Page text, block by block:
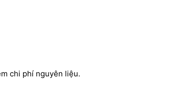
chi phí nguyên liệu.